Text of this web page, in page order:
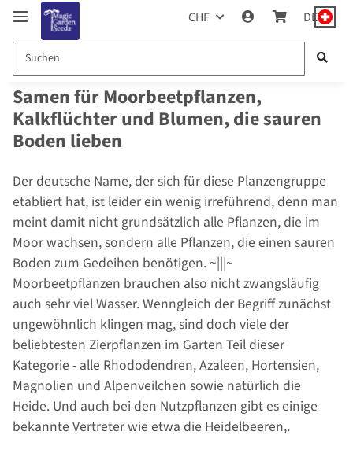
CHF DE
Samen für Moorbeetpflanzen,
Kalkflüchter und Blumen, die sauren
Boden lieben
Der deutsche Name, der sich für diese Planzengruppe
etabliert hat, ist leider ein wenig irreführend, denn man
meint damit nicht grundsätzlich alle Pflanzen, die im
Moor wachsen, sondern alle Pflanzen, die einen sauren
Boden zum Gedeihen benötigen. ~|||~
Moorbeetpflanzen brauchen also nicht zwangsläufig
auch sehr viel Wasser. Wenngleich der Begriff zunächst
ungewöhnlich klingen mag, sind doch viele der
beliebtesten Zierpflanzen im Garten Teil dieser
Kategorie - alle Rhododendren, Azaleen, Hortensien,
Magnolien und Alpenveilchen sowie natürlich die
Heide. Und auch bei den Nutzpflanzen gibt es einige
bekannte Vertreter wie etwa die Heidelbeeren,.